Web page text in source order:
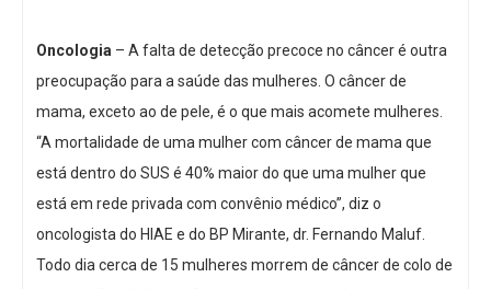
Oncologia – A falta de detecção precoce no câncer é outra
preocupação para a saúde das mulheres. O câncer de
mama, exceto ao de pele, é o que mais acomete mulheres.
“A mortalidade de uma mulher com câncer de mama que
está dentro do SUS é 40% maior do que uma mulher que
está em rede privada com convênio médico”, diz o
oncologista do HIAE e do BP Mirante, dr. Fernando Maluf.
Todo dia cerca de 15 mulheres morrem de câncer de colo de